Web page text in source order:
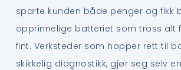
sparte kunden både penger og fikk
opprinnelige batteriet som tross alt
fint. Verksteder som hopper rett til
skikkelig diagnostikk, gjør seg selv